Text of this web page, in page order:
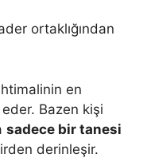
ortaklığından
en
Bazen kişi
sadece bir tanesi
derinleşir.